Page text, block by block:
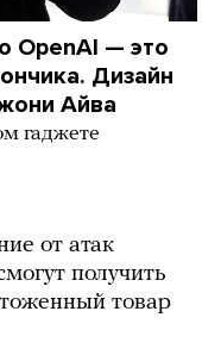
OpenAI — это
Дизайн
Айва
гаджете
от атак
получить
товар